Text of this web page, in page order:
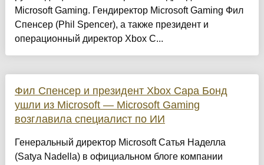
Microsoft Gaming. Гендиректор Microsoft Gaming Фил
Спенсер (Phil Spencer), а также президент и
операционный директор Xbox С...
Фил Спенсер и президент Xbox Сара Бонд
ушли из Microsoft — Microsoft Gaming
возглавила специалист по ИИ
Генеральный директор Microsoft Сатья Наделла
(Satya Nadella) в официальном блоге компании